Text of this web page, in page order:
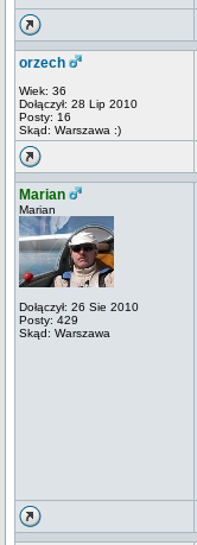
orzech
Wiek: 36
Dołączył: 28 Lip 2010
Posty: 16
Skąd: Warszawa :)
Marian
Marian
Dołączył: 26 Sie 2010
Posty: 429
Skąd: Warszawa